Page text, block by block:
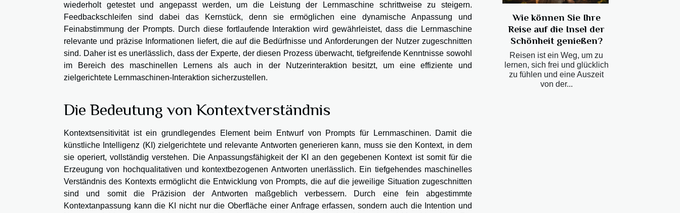
wiederholt getestet und angepasst werden, um die Leistung der Lernmaschine schrittweise zu steigern.
Feedbackschleifen sind dabei das Kernstück, denn sie ermöglichen eine dynamische Anpassung und
Feinabstimmung der Prompts. Durch diese fortlaufende Interaktion wird gewährleistet, dass die Lernmaschine
relevante und präzise Informationen liefert, die auf die Bedürfnisse und Anforderungen der Nutzer zugeschnitten
sind. Daher ist es unerlässlich, dass der Experte, der diesen Prozess überwacht, tiefgreifende Kenntnisse sowohl
im Bereich des maschinellen Lernens als auch in der Nutzerinteraktion besitzt, um eine effiziente und
zielgerichtete Lernmaschinen-Interaktion sicherzustellen.
Die Bedeutung von Kontextverständnis
Kontextsensitivität ist ein grundlegendes Element beim Entwurf von Prompts für Lernmaschinen. Damit die
künstliche Intelligenz (KI) zielgerichtete und relevante Antworten generieren kann, muss sie den Kontext, in dem
sie operiert, vollständig verstehen. Die Anpassungsfähigkeit der KI an den gegebenen Kontext ist somit für die
Erzeugung von hochqualitativen und kontextbezogenen Antworten unerlässlich. Ein tiefgehendes maschinelles
Verständnis des Kontexts ermöglicht die Entwicklung von Prompts, die auf die jeweilige Situation zugeschnitten
sind und somit die Präzision der Antworten maßgeblich verbessern. Durch eine fein abgestimmte
Kontextanpassung kann die KI nicht nur die Oberfläche einer Anfrage erfassen, sondern auch die Intention und
Wie können Sie Ihre
Reise auf die Insel der
Schönheit genießen?
Reisen ist ein Weg, um zu
lernen, sich frei und glücklich
zu fühlen und eine Auszeit
von der...